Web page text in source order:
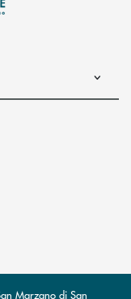
di posta
l’app di posta
Marzano di San